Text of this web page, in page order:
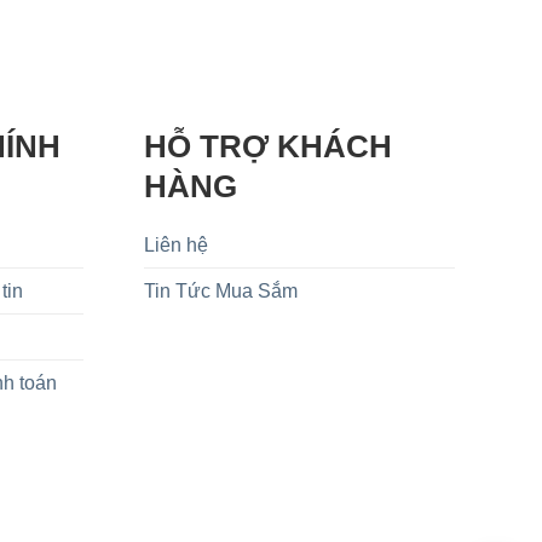
toán
HỖ TRỢ KHÁCH
HÀNG
Liên hệ
Tin Tức Mua Sắm